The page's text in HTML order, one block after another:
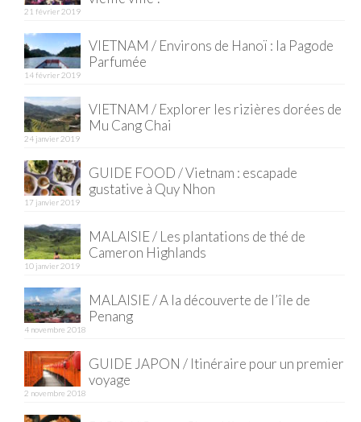
Mu Cang Chai
Quy Nhon
EUROPE
France
La Réunion
Paris
Poitou
Saint-Malo
Savoie
21 février 2019
VIETNAM / Environs de Hanoï : la Pagode
Parfumée
14 février 2019
VIETNAM / Explorer les rizières dorées de
Mu Cang Chai
24 janvier 2019
GUIDE FOOD / Vietnam : escapade
gustative à Quy Nhon
17 janvier 2019
MALAISIE / Les plantations de thé de
Cameron Highlands
10 janvier 2019
MALAISIE / A la découverte de l’île de
Penang
4 novembre 2018
GUIDE JAPON / Itinéraire pour un premier
voyage
2 novembre 2018